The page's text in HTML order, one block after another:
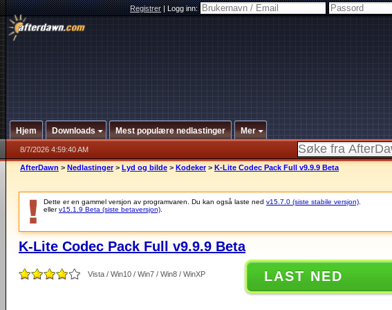
Registrer|Logg inn:
Hjem Downloads Mest populære nedlastinger Mer
8/7/2026 4:59:40 AM
AfterDawn > Nedlastinger > Lyd og bilde > Kodeker > K-Lite Codec Pack Full v9.9.9 Beta
Dette er en gammel versjon av programvaren. Du kan også laste ned v15.7.0 (siste stabile versjon)
ellerv15.1.9 Beta (siste betaversjon)
K-Lite Codec Pack Full v9.9.9 Beta
Vista / Win10 / Win7 / Win8 / WinXP LAST NED